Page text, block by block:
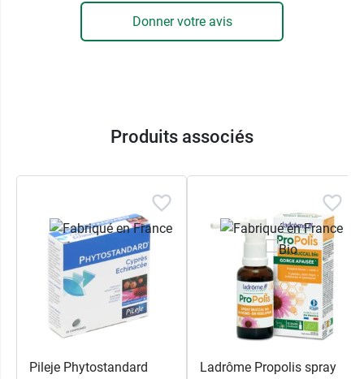
Donner votre avis
Produits associés
Pileje Phytostandard Ladrôme Propolis spray